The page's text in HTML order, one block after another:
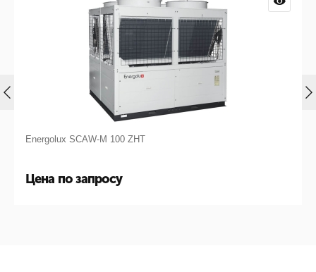
Energolux SCAW-M 100 ZHT
Цена по запросу